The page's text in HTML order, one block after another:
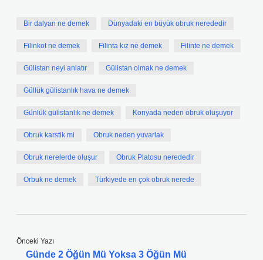
Bir dalyan ne demek Dünyadaki en büyük obruk nerededir
Filinkot ne demek Filinta kız ne demek Filinte ne demek
Gülistan neyi anlatır Gülistan olmak ne demek
Güllük gülistanlık hava ne demek
Günlük gülistanlık ne demek Konyada neden obruk oluşuyor
Obruk karstik mi Obruk neden yuvarlak
Obruk nerelerde oluşur Obruk Platosu nerededir
Orbuk ne demek Türkiyede en çok obruk nerede
Önceki Yazı
Günde 2 Öğün Mü Yoksa 3 Öğün Mü